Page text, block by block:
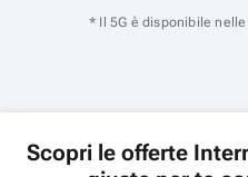
* Il 5G è disponibile nelle
Scopri le offerte